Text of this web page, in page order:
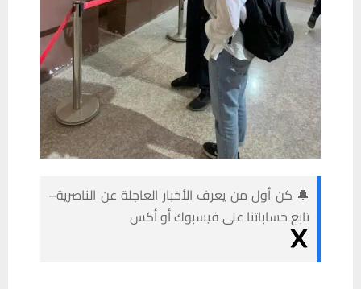
🔔 كن أول من يعرف الأخبار العاجلة عن الناصرية–
تابع حساباتنا على فيسبوك أو أكس